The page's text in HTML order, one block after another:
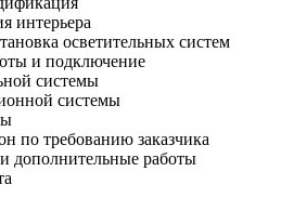
интерьера
осветительных систем
и подключение
системы
системы
по требованию заказчика
дополнительные работы